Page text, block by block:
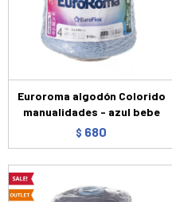
Euroroma algodón Colorido
manualidades - azul bebe
$ 680